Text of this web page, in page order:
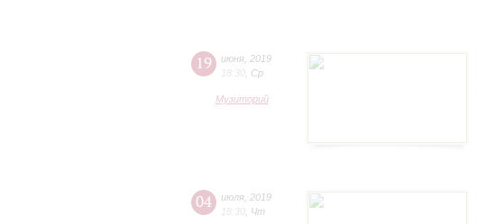
19 июня 2019
18:30 Ср
Музиторий
04 июля 2019
18:30 Чт